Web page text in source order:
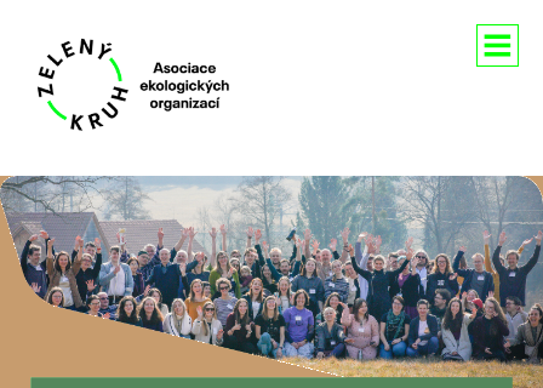
Aktuality
O nás
Členství
Naše aktivity